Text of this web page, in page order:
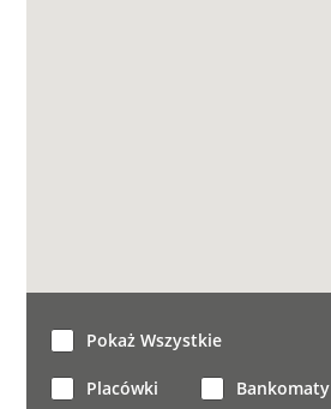
Pokaż Wszystkie
Placówki Bankomaty